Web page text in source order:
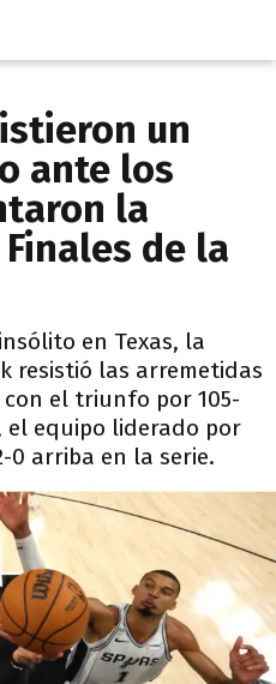
un
ante los
la
de la
en Texas, la
resistió las arremetidas
el triunfo por 105-
el equipo liderado por
0 arriba en la serie.